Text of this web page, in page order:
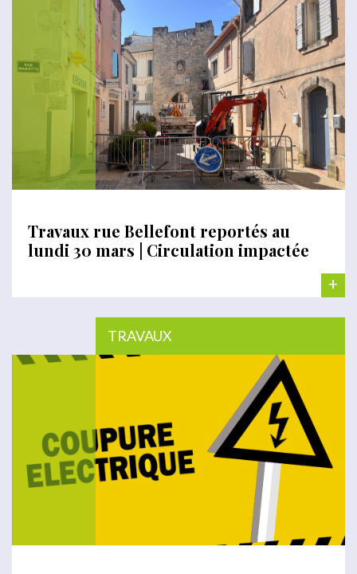
Travaux rue Bellefont reportés au
lundi 30 mars | Circulation impactée
+
TRAVAUX